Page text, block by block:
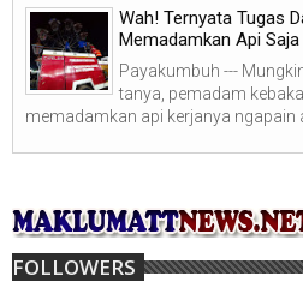
Wah! Ternyata Tugas
Memadamkan Api
Payakumbuh ---
tanya, pemadam
memadamkan api kerjanya ngapain
FOLLOWERS